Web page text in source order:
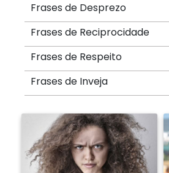
Frases de Desprezo
Frases de Reciprocidade
Frases de Respeito
Frases de Inveja